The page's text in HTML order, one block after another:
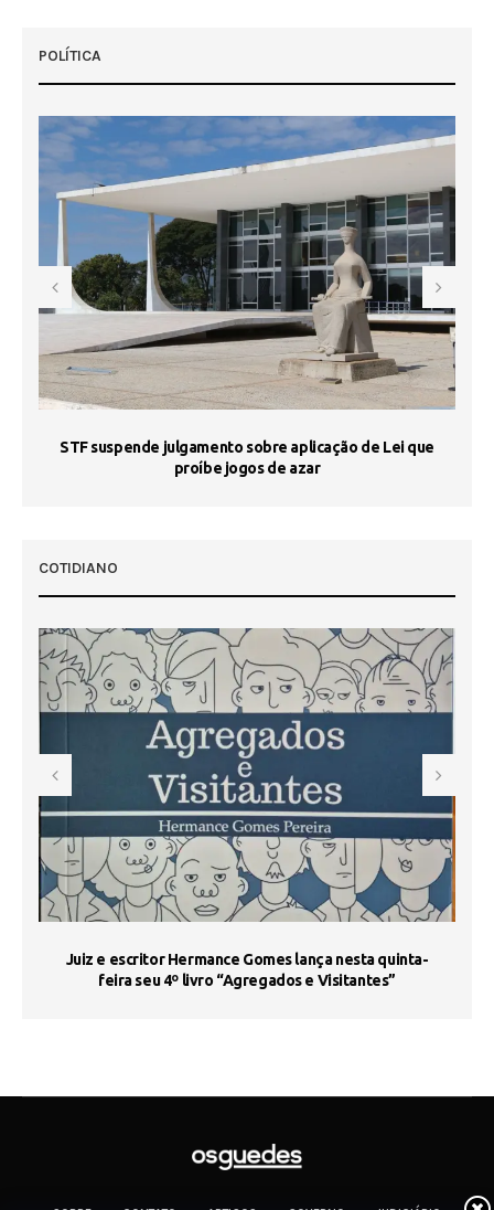
POLÍTICA
STF suspende julgamento sobre aplicação de Lei que
proíbe jogos de azar
COTIDIANO
Juiz e escritor Hermance Gomes lança nesta quinta-
feira seu 4º livro “Agregados e Visitantes”